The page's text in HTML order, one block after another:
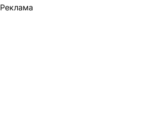
Реклама